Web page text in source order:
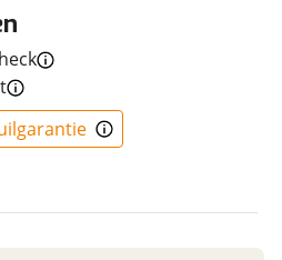
te brengen. Lees hier meer